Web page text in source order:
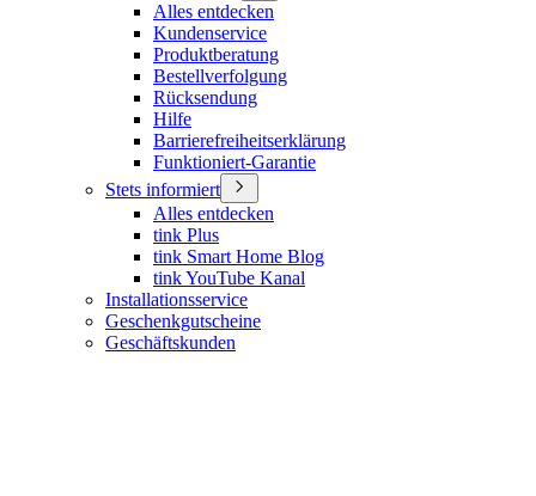
Alles entdecken
Kundenservice
Produktberatung
Bestellverfolgung
Rücksendung
Hilfe
Barrierefreiheitserklärung
Funktioniert-Garantie
Stets informiert
Alles entdecken
tink Plus
tink Smart Home Blog
tink YouTube Kanal
Installationsservice
Geschenkgutscheine
Geschäftskunden